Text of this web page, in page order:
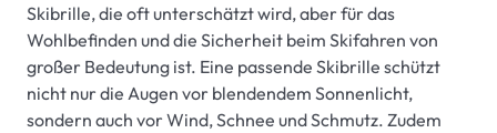
Skibrille, die oft unterschätzt wird, aber für das
Wohlbefinden und die Sicherheit beim Skifahren von
großer Bedeutung ist. Eine passende Skibrille schützt
nicht nur die Augen vor blendendem Sonnenlicht,
sondern auch vor Wind, Schnee und Schmutz. Zudem